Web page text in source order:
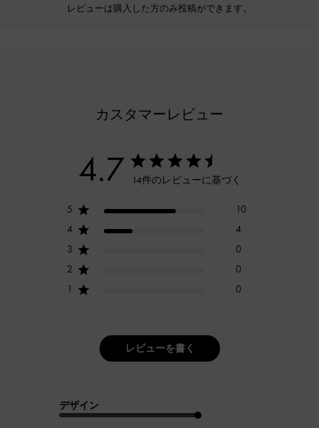
レビューは購入した方のみ投稿ができます。
カスタマーレビュー
4.7 14件のレビューに基づく
5
10
4
4
3
0
2
0
1
0
レビューを書く
デザイン